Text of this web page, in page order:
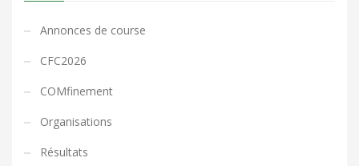
Annonces de course
CFC2026
COMfinement
Organisations
Résultats